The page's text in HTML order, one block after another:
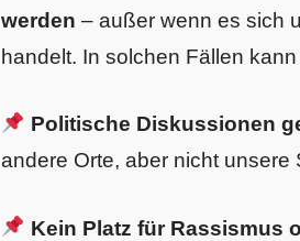
werden – außer wenn es sich
handelt. In solchen Fällen
Politische Diskussionen
andere Orte, aber nicht unsere
Kein Platz für Rassismus